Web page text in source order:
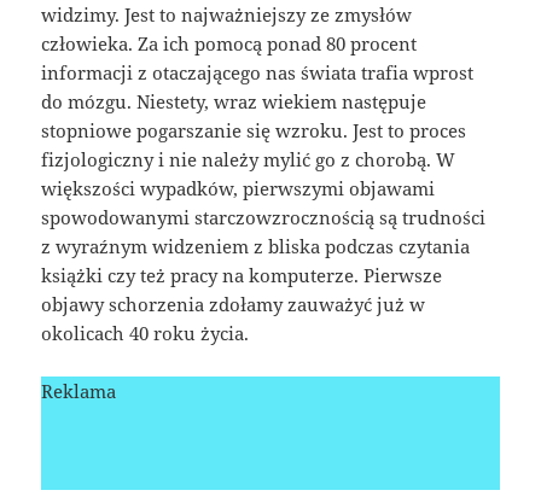
widzimy. Jest to najważniejszy ze zmysłów
człowieka. Za ich pomocą ponad 80 procent
informacji z otaczającego nas świata trafia wprost
do mózgu. Niestety, wraz wiekiem następuje
stopniowe pogarszanie się wzroku. Jest to proces
fizjologiczny i nie należy mylić go z chorobą. W
większości wypadków, pierwszymi objawami
spowodowanymi starczowzrocznością są trudności
z wyraźnym widzeniem z bliska podczas czytania
książki czy też pracy na komputerze. Pierwsze
objawy schorzenia zdołamy zauważyć już w
okolicach 40 roku życia.
Reklama